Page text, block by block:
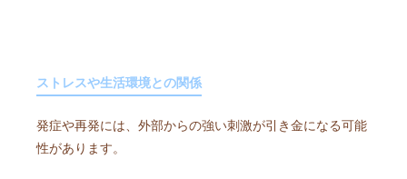
ストレスや生活環境との関係
発症や再発には、外部からの強い刺激が引き金になる可能
性があります。